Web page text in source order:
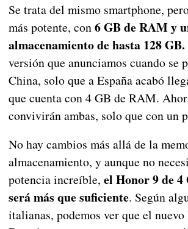
Se trata del mismo smartphone,
más potente, con6 GB de RAM y
almacenamiento de hasta 128 GB.
versión que anunciamos cuando se
China, solo que a España acabó
que cuenta con 4 GB de RAM.
convivirán ambas, solo que con un
No hay cambios más allá de la
almacenamiento, y aunque no
potencia increíble, el Honor 9 de
será más que suficiente. Según
italianas, podemos ver que el nuevo